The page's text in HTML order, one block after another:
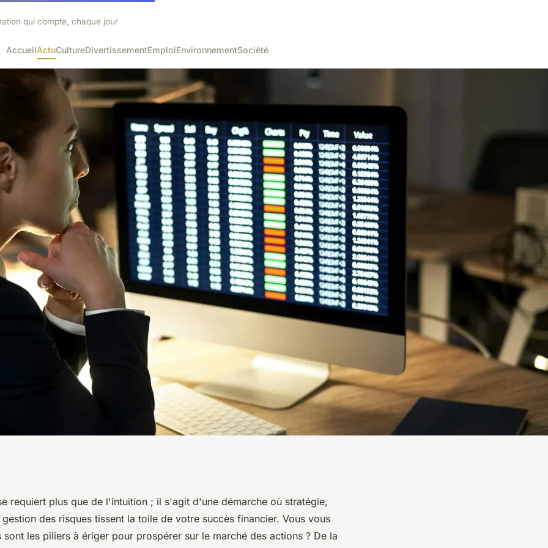
qui compte, chaque jour
AccueilActuCultureDivertissementEmploiEnvironnementSociété
à avoir
requiert plus que de l'intuition ; il s'agit d'une démarche où stratégie,
des risques tissent la toile de votre succès financier. Vous vous
sont les piliers à ériger pour prospérer sur le marché des actions ? De la